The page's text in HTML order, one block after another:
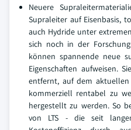
Neuere
Supraleiter auf Eisenbasis,
auch Hydride unter
sich noch in der
können spannende neue
Eigenschaften aufweisen.
entfernt, auf dem
kommerziell rentabel zu
hergestellt zu werden. So
von LTS - die seit